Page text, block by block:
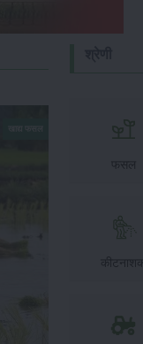
फसल
कीटनाशक